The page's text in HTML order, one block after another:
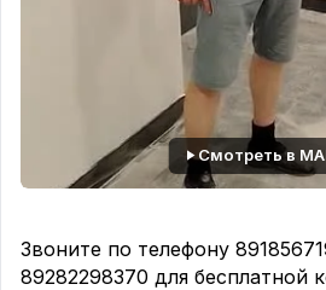
Смотреть в
Звоните по телефону
89282298370 для бесплатной